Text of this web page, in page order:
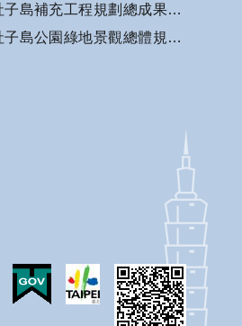
島補充工程規劃總成果報告書(審定版)
島公園綠地景觀總體規劃相關資訊